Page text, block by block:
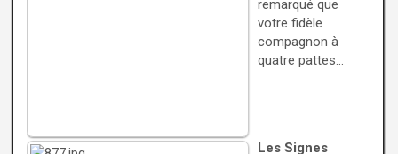
remarqué que
votre fidèle
compagnon à
quatre pattes…
Les Signes